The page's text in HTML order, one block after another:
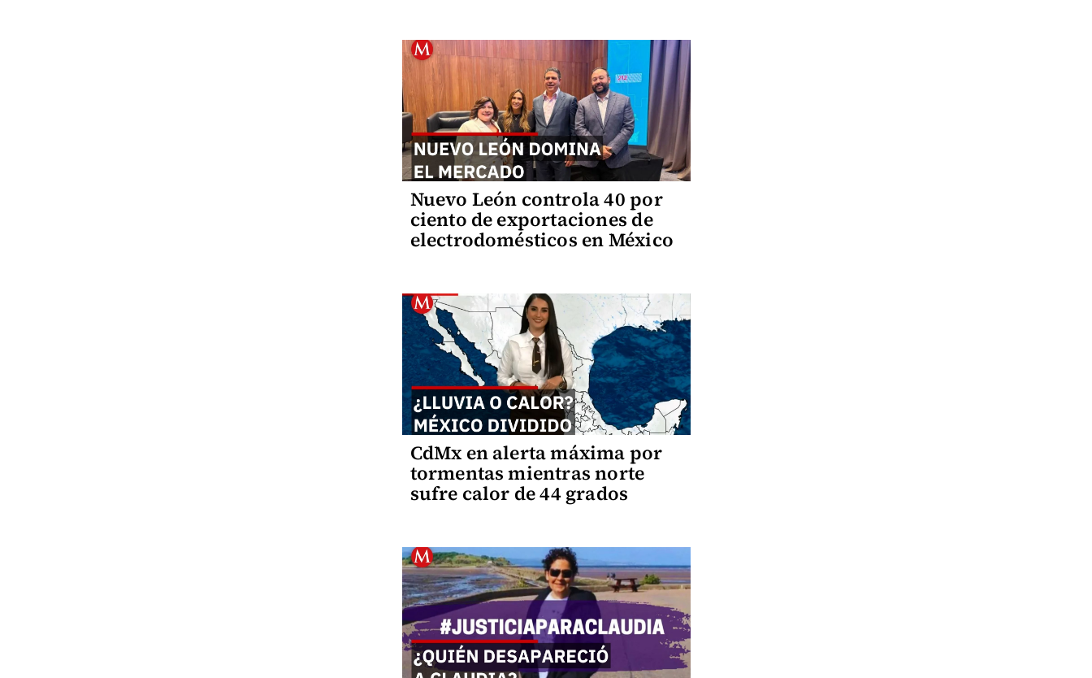
Nuevo León controla 40 por
ciento de exportaciones de
electrodomésticos en México
CdMx en alerta máxima por
tormentas mientras norte
sufre calor de 44 grados